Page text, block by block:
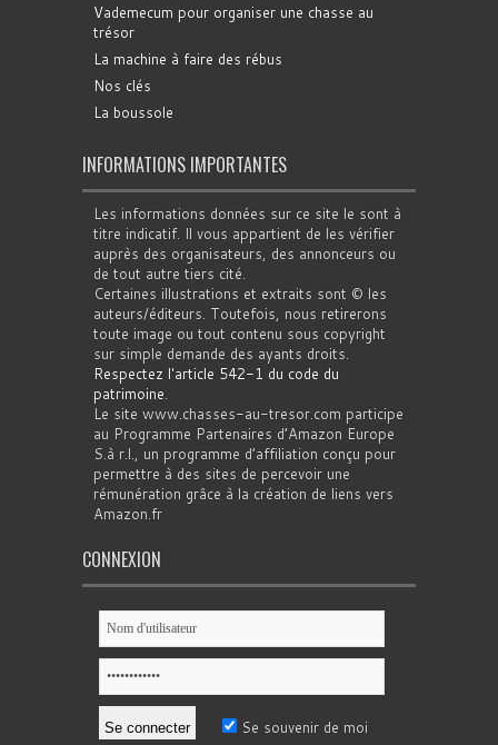
Vademecum pour organiser une chasse au
trésor
La machine à faire des rébus
Nos clés
La boussole
INFORMATIONS IMPORTANTES
Les informations données sur ce site le sont à
titre indicatif. Il vous appartient de les vérifier
auprès des organisateurs, des annonceurs ou
de tout autre tiers cité.
Certaines illustrations et extraits sont © les
auteurs/éditeurs. Toutefois, nous retirerons
toute image ou tout contenu sous copyright
sur simple demande des ayants droits.
Respectez l'article 542-1 du code du
patrimoine
Le site www.chasses-au-tresor.com participe
au Programme Partenaires d’Amazon Europe
S.à r.l., un programme d’affiliation conçu pour
permettre à des sites de percevoir une
rémunération grâce à la création de liens vers
Amazon.fr
CONNEXION
Se souvenir de moi